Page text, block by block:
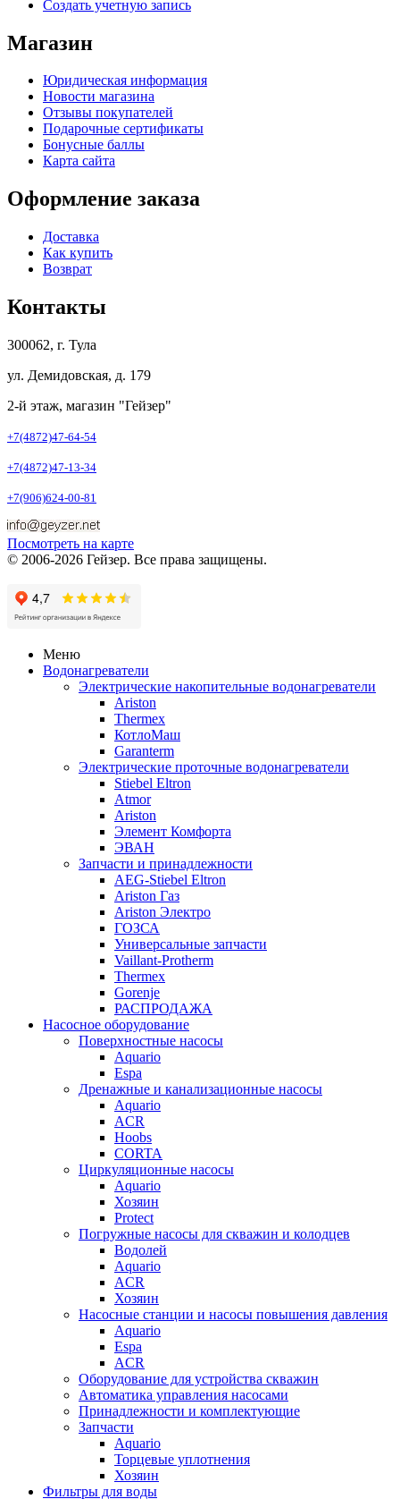
Создать учетную запись
Магазин
Юридическая информация
Новости магазина
Отзывы покупателей
Подарочные сертификаты
Бонусные баллы
Карта сайта
Оформление заказа
Доставка
Как купить
Возврат
Контакты
300062, г. Тула
ул. Демидовская, д. 179
2-й этаж, магазин "Гейзер"
+7(4872)47-64-54
+7(4872)47-13-34
+7(906)624-00-81
Посмотреть на карте
© 2006-2026 Гейзер. Все права защищены.
Меню
Водонагреватели
Электрические накопительные водонагреватели
Ariston
Thermex
КотлоМаш
Garanterm
Электрические проточные водонагреватели
Stiebel Eltron
Atmor
Ariston
Элемент Комфорта
ЭВАН
Запчасти и принадлежности
AEG-Stiebel Eltron
Ariston Газ
Ariston Электро
ГОЗСА
Универсальные запчасти
Vaillant-Protherm
Thermex
Gorenje
РАСПРОДАЖА
Насосное оборудование
Поверхностные насосы
Aquario
Espa
Дренажные и канализационные насосы
Aquario
ACR
Hoobs
CORTA
Циркуляционные насосы
Aquario
Хозяин
Protect
Погружные насосы для скважин и колодцев
Водолей
Aquario
ACR
Хозяин
Насосные станции и насосы повышения давления
Aquario
Espa
ACR
Оборудование для устройства скважин
Автоматика управления насосами
Принадлежности и комплектующие
Запчасти
Aquario
Торцевые уплотнения
Хозяин
Фильтры для воды